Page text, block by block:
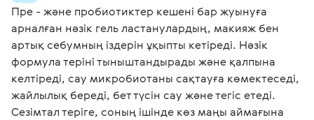
Пре - және пробиотиктер кешені бар жуынуға
арналған нәзік гель ластанулардың, макияж бен
артық себумның іздерін ұқыпты кетіреді. Нәзік
формула теріні тыныштандырады және қалпына
келтіреді, сау микробиотаны сақтауға көмектеседі,
жайлылық береді, бет түсін сау және тегіс етеді.
Сезімтал теріге, соның ішінде көз маңы аймағына